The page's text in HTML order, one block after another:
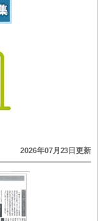
2026年07月23日更新